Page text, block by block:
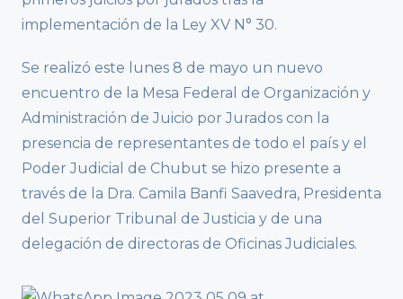
implementación de la Ley XV N° 30.
Se realizó este lunes 8 de mayo un nuevo
encuentro de la Mesa Federal de Organización y
Administración de Juicio por Jurados con la
presencia de representantes de todo el país y el
Poder Judicial de Chubut se hizo presente a
través de la Dra. Camila Banfi Saavedra, Presidenta
del Superior Tribunal de Justicia y de una
delegación de directoras de Oficinas Judiciales.